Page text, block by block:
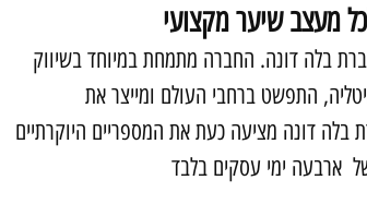
מעצב שיער מקצועי
בלה דונה. החברה מתמחת במיוחד בשיווק
התפשט ברחבי העולם ומייצר את
דונה מציעה כעת את המספריים היוקרתיים
ארבעה ימי עסקים בלבד